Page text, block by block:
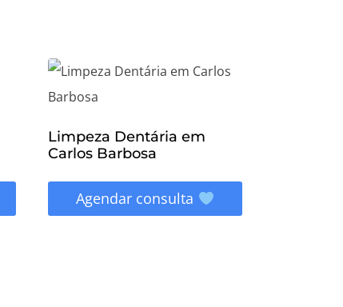
Limpeza Dentária em
Carlos Barbosa
Agendar consulta